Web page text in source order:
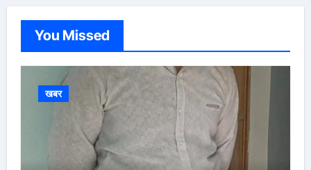
You Missed
खबर